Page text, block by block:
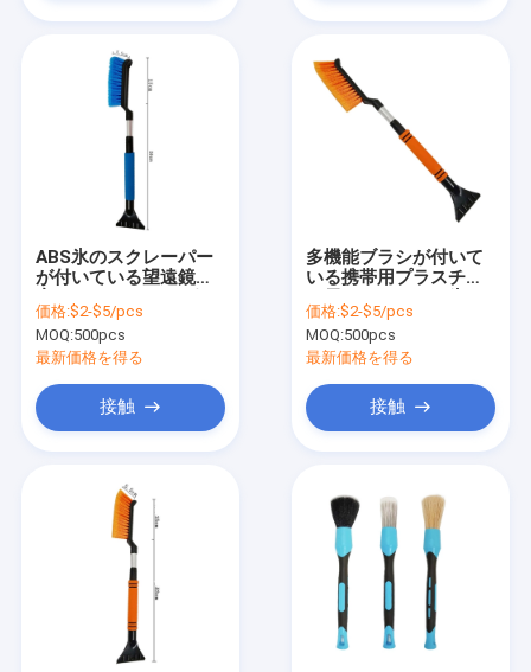
VRショー
私達について
私達に連絡しなさい
ニュース
産業クリーニング ブラシ
車のクリーニング ブラシ
クリーニングのローラーのブラシ
ABS氷のスクレーパー
が付いている望遠鏡の
塩化ビニール車の雪の
ブラシ
価格:$2-$5/pcs
MOQ:500pcs
最新価格を得る
接触
多機能ブラシが付いて
いる携帯用プラスチッ
スクレーパー
価格:$2-$5/pcs
MOQ:500pcs
最新価格を得る
接触